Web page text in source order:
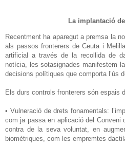
La implantació
Recentment ha aparegut a premsa la
als passos fronterers de Ceuta i
artificial a través de la recollida de
notícia, les sotasignades manifestem
decisions polítiques que comporta l’ús
Els durs controls fronterers són espais
• Vulneració de drets fonamentals:
com ja passa en aplicació del Conveni
contra de la seva voluntat, en
biomètriques, com les empremtes